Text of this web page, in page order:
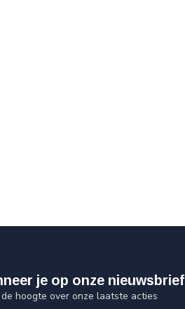
je op onze nieuwsbrief
hoogte over onze laatste acties